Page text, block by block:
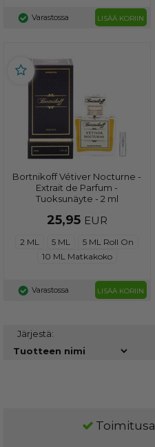
Varastossa LISÄÄ KORIIN
Bortnikoff Vétiver Nocturne -
Extrait de Parfum -
Tuoksunäyte - 2 ml
25,95 EUR
2 ML 5 ML
5 ML Roll On
10 ML Matkakoko
Varastossa LISÄÄ KORIIN
Järjestä: